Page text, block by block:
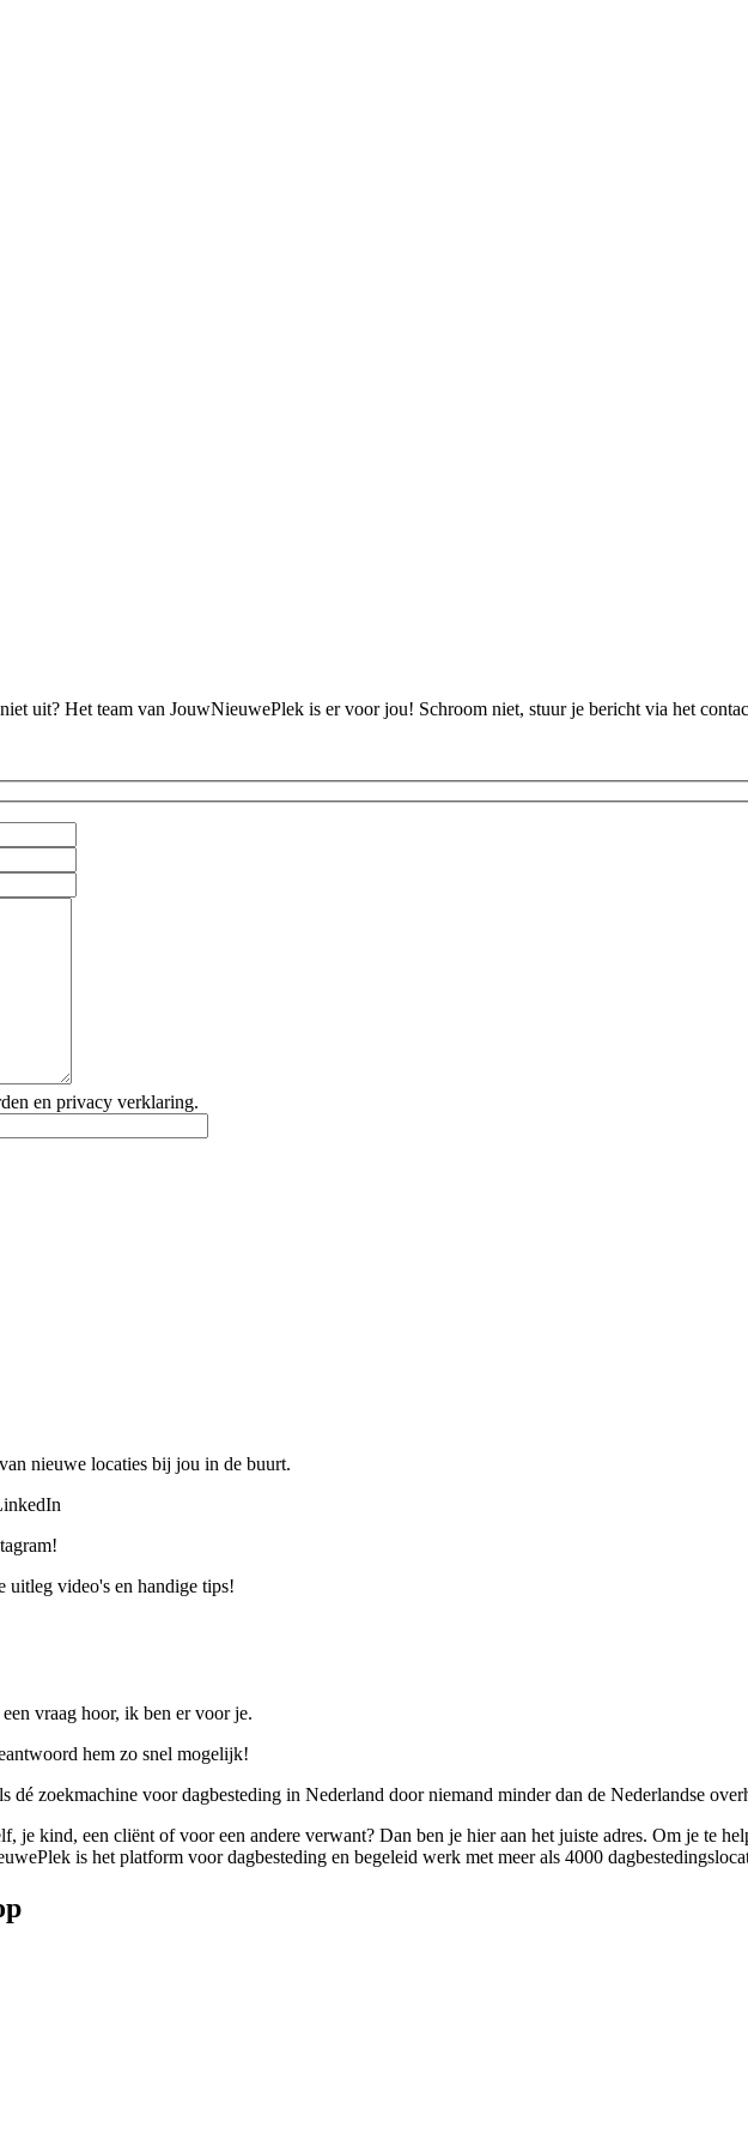
uit? Het team van JouwNieuwePlek is er voor jou! Schroom niet, stuur je bericht via het
en privacy verklaring.
nieuwe locaties bij jou in de buurt.
uitleg video's en handige tips!
vraag hoor, ik ben er voor je.
hem zo snel mogelijk!
dé zoekmachine voor dagbesteding in Nederland door niemand minder dan de Nederlandse
je kind, een cliënt of voor een andere verwant? Dan ben je hier aan het juiste adres. Om je te
is het platform voor dagbesteding en begeleid werk met meer als 4000